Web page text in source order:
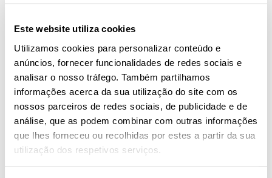
Este website utiliza cookies
Utilizamos cookies para personalizar conteúdo e
anúncios, fornecer funcionalidades de redes sociais e
analisar o nosso tráfego. Também partilhamos
informações acerca da sua utilização do site com os
nossos parceiros de redes sociais, de publicidade e de
análise, que as podem combinar com outras informações
que lhes forneceu ou recolhidas por estes a partir da sua
utilização dos respetivos serviços.
Capacidade: 300 ml
Eficiência profissional: limpa e desengordura em
profundidade
Não usar sobre um revestimento antiaderente
Embalagem reciclável, biodegradável e conteúdo não
testado em animais
Fabricado em França e distribuído pela Cristel
Ecológico, eficaz e biodegradável.
Os seus utensílios em aço como no
primeiro dia.